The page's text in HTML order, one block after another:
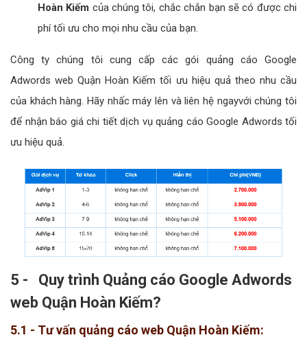
Hoàn Kiếm của chúng tôi, chắc chắn bạn sẽ có được chi
phí tối ưu cho mọi nhu cầu của bạn.
Công ty chúng tôi cung cấp các gói quảng cáo Google
Adwords web Quận Hoàn Kiếm tối ưu hiệu quả theo nhu cầu
của khách hàng. Hãy nhấc máy lên và liên hệ ngayvới chúng tôi
để nhận báo giá chi tiết dịch vụ quảng cáo Google Adwords tối
ưu hiệu quả.
5 - Quy trình Quảng cáo Google Adwords
web Quận Hoàn Kiếm?
5.1 - Tư vấn quảng cáo web Quận Hoàn Kiếm: